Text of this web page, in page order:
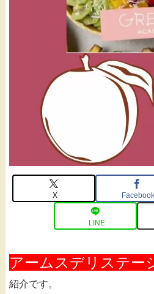
X Facebook
LINE
アームスデリステー
紹介です。